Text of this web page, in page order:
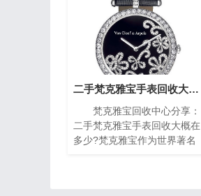
二手梵克雅宝手表回收大概在多少?(梵克雅宝高价回收指南)
梵克雅宝回收中心分享：
二手梵克雅宝手表回收大概在
多少?梵克雅宝作为世界著名